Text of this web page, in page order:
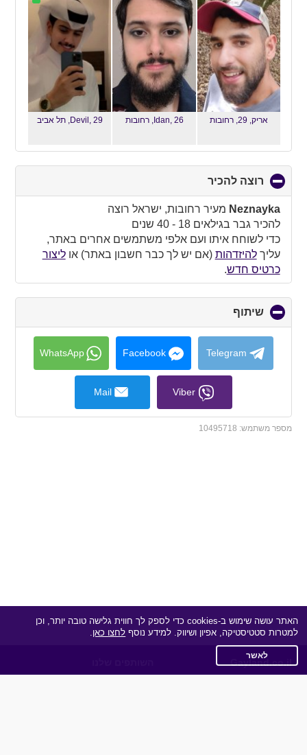
contents
אריק, 29, רחובות Idan, 26, רחובות Devil, 29, תל אביב
רוצה להכיר
to
collapse
contents
Neznayka מעיר רחובות, ישראל רוצה
להכיר גבר בגילאים 18 - 40 שנים
כדי לשוחח איתו ועם אלפי משתמשים אחרים באתר,
עליךלהיזדהות (אם יש לך כבר חשבון באתר) אוליצור
כרטיס חדש.
שיתוף
to
collapse
contents
Telegram
Facebook
WhatsApp
Viber
Mail
מספר משתמש: 10495718
Gayland.co.il
האתר עושה שימוש ב-cookies כדי לספק לך חווית גלישה טובה יותר, וכן
למטרות סטטיסטיקה, אפיון ושיווק. למידע נוסף לחצו כאן.
לאשר